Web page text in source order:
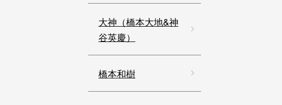
大神（橋本大地&神
谷英慶）
橋本和樹